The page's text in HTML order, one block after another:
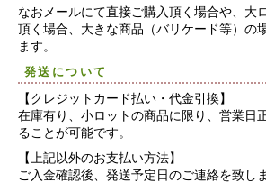
なおメールにて直接ご購入頂く場合や、大
頂く場合、大きな商品（バリケード等）の
ます。
発送について
【クレジットカード払い・代金引換】
在庫有り、小ロットの商品に限り、営業日
ることが可能です。
【上記以外のお支払い方法】
ご入金確認後、発送予定日のご連絡を致しま